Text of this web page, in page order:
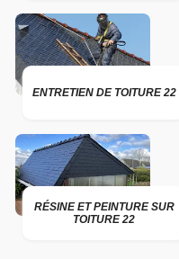
ENTRETIEN DE TOITURE 22
RÉSINE ET PEINTURE SUR
TOITURE 22